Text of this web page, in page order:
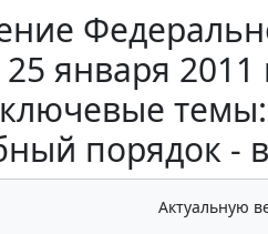
25 января
порядок -
Актуальную